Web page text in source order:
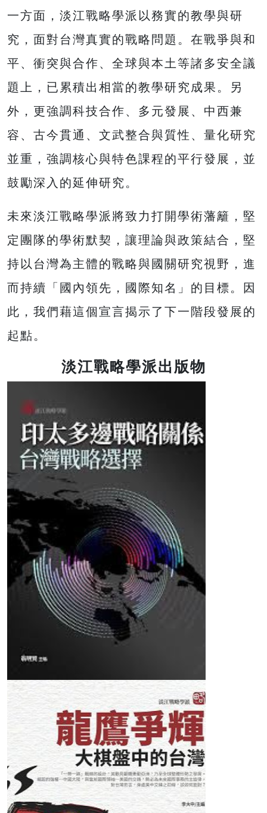
一方面，淡江戰略學派以務實的教學與研
究，面對台灣真實的戰略問題。在戰爭與和
平、衝突與合作、全球與本土等諸多安全議
題上，已累積出相當的教學研究成果。另
外，更強調科技合作、多元發展、中西兼
容、古今貫通、文武整合與質性、量化研究
並重，強調核心與特色課程的平行發展，並
鼓勵深入的延伸研究。
未來淡江戰略學派將致力打開學術藩籬，堅
定團隊的學術默契，讓理論與政策結合，堅
持以台灣為主體的戰略與國關研究視野，進
而持續「國內領先，國際知名」的目標。因
此，我們藉這個宣言揭示了下一階段發展的
起點。
淡江戰略學派出版物